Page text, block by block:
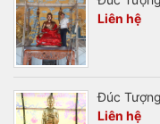
Liên hệ
Đúc
Liên hệ